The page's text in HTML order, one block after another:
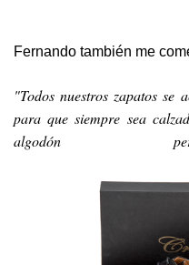
Fernando también me
"Todos nuestros zapatos se
para que siempre sea
algodón